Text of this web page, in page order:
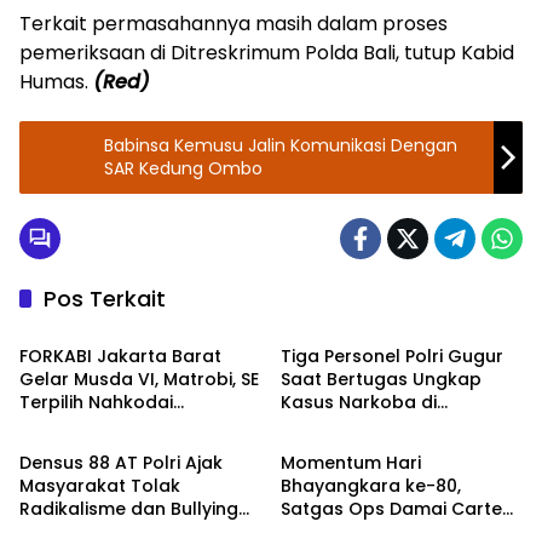
Terkait permasahannya masih dalam proses
pemeriksaan di Ditreskrimum Polda Bali, tutup Kabid
Humas. (Red)
Babinsa Kemusu Jalin Komunikasi Dengan
SAR Kedung Ombo
Pos Terkait
Berita
FORKABI Jakarta Barat
Gelar Musda VI, Matrobi, SE
Terpilih Nahkodai
Tiga Personel Polri Gugur
Saat Bertugas Ungkap
Kasus Narkoba di
Biasa Anumerta
TNI - POLRI
Densus 88 AT Polri Ajak
Masyarakat Tolak
Radikalisme dan Bullying
TNI - POLRI
Momentum Hari
Bhayangkara ke-80,
Satgas Ops Damai Cartenz
TNI - POLRI DPR RI